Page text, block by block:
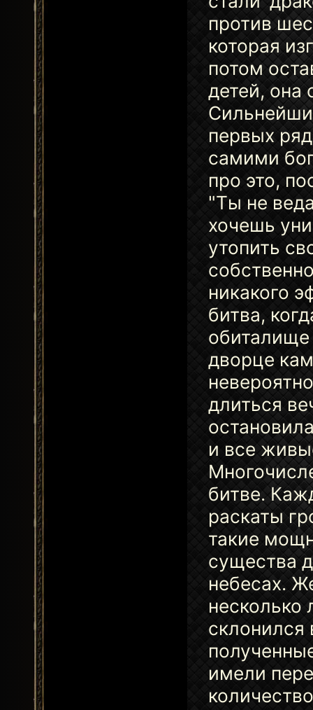
против
которая
потом
детей,
первых
самими
про это,
"Ты не
хочешь
утопить
никакого
битва,
обиталище
дворце
длиться
и все
битве.
раскаты
такие
существа
небесах.
несколько
склонился
имели